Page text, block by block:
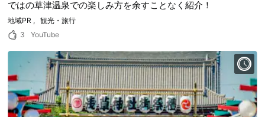
ではの草津温泉での楽しみ方を余すことなく紹介！
地域PR
観光・旅行
3
YouTube